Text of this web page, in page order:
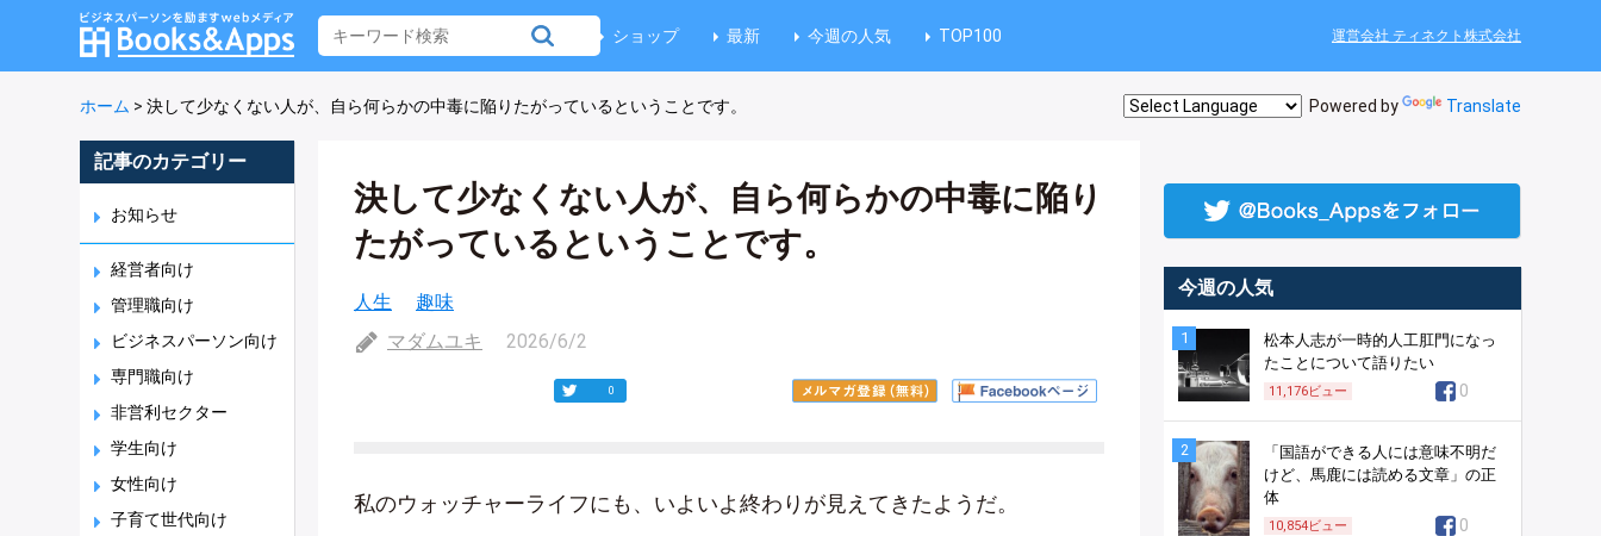
ショップ 最新 今週の人気 TOP100 運営会社 ティネクト株式会社
ホーム > 決して少なくない人が、自ら何らかの中毒に陥りたがっているということです。 Powered by Translate
記事のカテゴリー
お知らせ
経営者向け
管理職向け
ビジネスパーソン向け
専門職向け
非営利セクター
学生向け
女性向け
子育て世代向け
決して少なくない人が、自ら何らかの中毒に陥り
たがっているということです。
人生
趣味
マダムユキ
2026/6/2
0
私のウォッチャーライフにも、いよいよ終わりが見えてきたようだ。
今週の人気
1
松本人志が一時的人工肛門になっ
たことについて語りたい
11,176ビュー 0
2
「国語ができる人には意味不明だ
けど、馬鹿には読める文章」の正
体
10,854ビュー 0